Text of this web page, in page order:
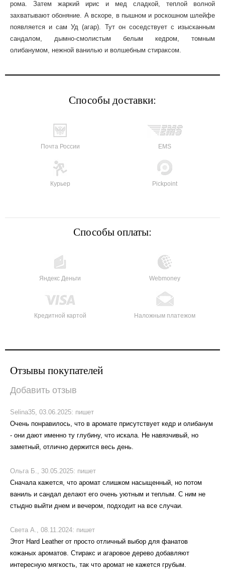
рома. Затем жаркий ирис и мед сладкой, теплой волной
захватывают обоняние. А вскоре, в пышном и роскошном шлейфе
появляется и сам Уд (агар). Тут он соседствует с изысканным
сандалом, дымно-смолистым белым кедром, томным
олибанумом, нежной ванилью и волшебным стираксом.
Способы доставки:
Почта России EMS
Курьер Pickpoint
Способы оплаты:
Яндекс Деньги Webmoney
Кредитной картой Наложным платежом
Отзывы покупателей
Добавить отзыв
Selina35, 03.06.2025: пишет
Очень понравилось, что в аромате присутствует кедр и олибанум
- они дают именно ту глубину, что искала. Не навязчивый, но
заметный, отлично держится весь день.
Ольга Б., 30.05.2025: пишет
Сначала кажется, что аромат слишком насыщенный, но потом
ваниль и сандал делают его очень уютным и теплым. С ним не
стыдно выйти днем и вечером, подходит на все случаи.
Света А., 08.11.2024: пишет
Этот Hard Leather от просто отличный выбор для фанатов
кожаных ароматов. Стиракс и агаровое дерево добавляют
интересную мягкость, так что аромат не кажется грубым.